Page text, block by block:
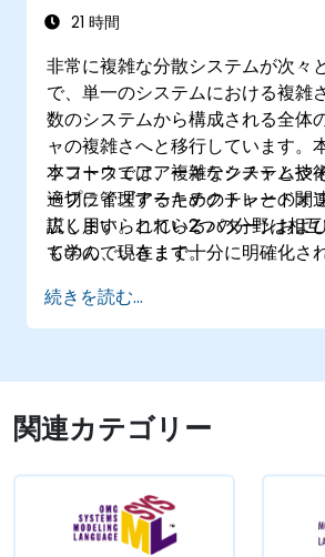
21 時間
非常に複雑な分散システムが次々
で、単一のシステムにおける複雑
数のシステムから構成される全体
ャの複雑さへと移行しています。
ソフトウェアアーキテクチャと技
ープライズアーキテクチャとの関
説します。これら2つの分野は相
ものの、現在まで十分に明確化さ
ステムをWebサービス経由で通信
テムへ分割することは、両システ
更をもたらします。
本コースでは、複雑なシステムや
適切に管理するためのトレードオ
広く用いられているパターンおよ
て学んでいきます。
続きを読む...
関連カテゴリー